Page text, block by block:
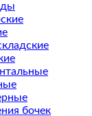
бочек